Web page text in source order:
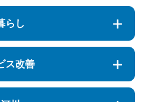
らし
ス改善